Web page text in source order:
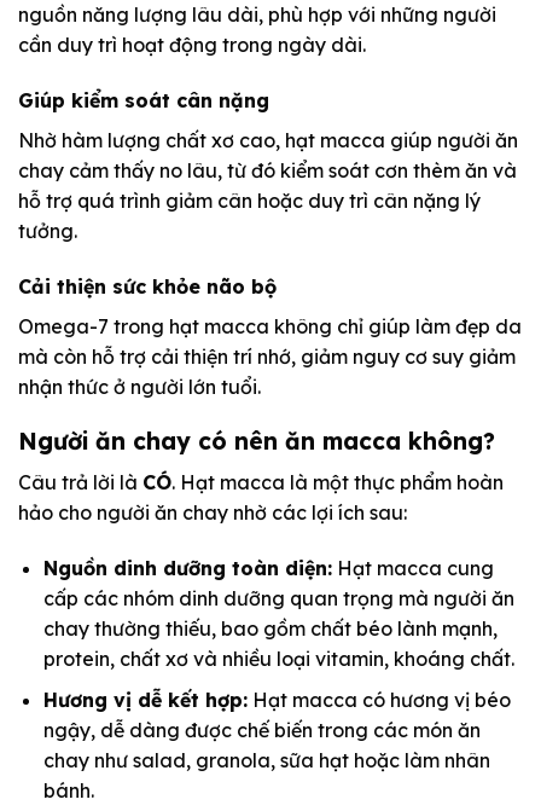
nguồn năng lượng lâu dài, phù hợp với những người
cần duy trì hoạt động trong ngày dài.
Giúp kiểm soát cân nặng
Nhờ hàm lượng chất xơ cao, hạt macca giúp người ăn
chay cảm thấy no lâu, từ đó kiểm soát cơn thèm ăn và
hỗ trợ quá trình giảm cân hoặc duy trì cân nặng lý
tưởng.
Cải thiện sức khỏe não bộ
Omega-7 trong hạt macca không chỉ giúp làm đẹp da
mà còn hỗ trợ cải thiện trí nhớ, giảm nguy cơ suy giảm
nhận thức ở người lớn tuổi.
Người ăn chay có nên ăn macca không?
Câu trả lời là CÓ. Hạt macca là một thực phẩm hoàn
hảo cho người ăn chay nhờ các lợi ích sau:
Nguồn dinh dưỡng toàn diện:Hạt macca cung
cấp các nhóm dinh dưỡng quan trọng mà người ăn
chay thường thiếu, bao gồm chất béo lành mạnh,
protein, chất xơ và nhiều loại vitamin, khoáng chất.
Hương vị dễ kết hợp:Hạt macca có hương vị béo
ngậy, dễ dàng được chế biến trong các món ăn
chay như salad, granola, sữa hạt hoặc làm nhân
bánh.